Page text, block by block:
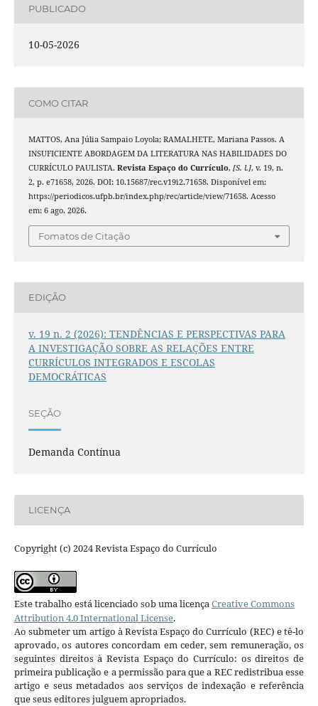
PUBLICADO
10-05-2026
COMO CITAR
MATTOS, Ana Júlia Sampaio Loyola; RAMALHETE, Mariana Passos. A
INSUFICIENTE ABORDAGEM DA LITERATURA NAS HABILIDADES DO
CURRÍCULO PAULISTA. Revista Espaço do Currículo, [S. l.], v. 19, n.
2, p. e71658, 2026. DOI: 10.15687/rec.v19i2.71658. Disponível em:
https://periodicos.ufpb.br/index.php/rec/article/view/71658. Acesso
em: 6 ago. 2026.
Fomatos de Citação
EDIÇÃO
v. 19 n. 2 (2026): TENDÊNCIAS E PERSPECTIVAS PARA
A INVESTIGAÇÃO SOBRE AS RELAÇÕES ENTRE
CURRÍCULOS INTEGRADOS E ESCOLAS
DEMOCRÁTICAS
SEÇÃO
Demanda Contínua
LICENÇA
Copyright (c) 2024 Revista Espaço do Currículo
Este trabalho está licenciado sob uma licençaCreative Commons
Attribution 4.0 International License.
Ao submeter um artigo à Revista Espaço do Currículo (REC) e tê-lo
aprovado, os autores concordam em ceder, sem remuneração, os
seguintes direitos à Revista Espaço do Currículo: os direitos de
primeira publicação e a permissão para que a REC redistribua esse
artigo e seus metadados aos serviços de indexação e referência
que seus editores julguem apropriados.